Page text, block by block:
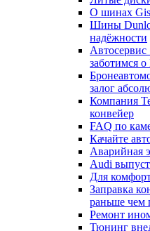
О шинах
Шины
надёжности
заботимся
залог
Компания
конвейер
FAQ по
Качайте
Аварийная
Audi
Для
Заправка
раньше чем
Ремонт
Тюнинг